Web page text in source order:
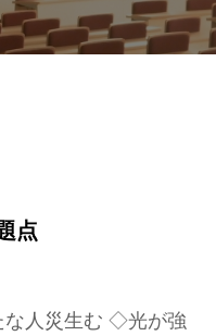
点
な人災生む ◇光が強